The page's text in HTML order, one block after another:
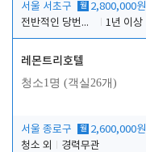
서울 서초구 월 2,800,000원
전반적인 당번업무
1년 이상
레몬트리호텔
청소1명 (객실26개)
서울 종로구 월 2,600,000원
청소 외
경력무관